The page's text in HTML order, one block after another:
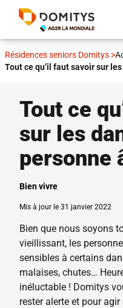
Résidences seniors Domitys >
Tout ce qu’il faut savoir sur
Tout ce
sur les
personne
Bien vivre
Mis à jour le 31 janvier 2022
Bien que nous soyons
vieillissant, les
sensibles à certains
malaises, chutes…
inéluctable ! Domitys
rester alerte et pour